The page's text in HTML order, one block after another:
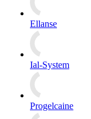
Ellanse
Ial-System
Progelcaine